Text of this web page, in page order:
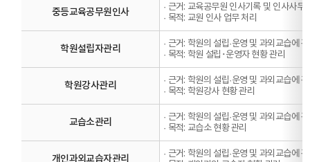
중등교육공무원인사 · 근거: 교육공무원 인사기록 및 인사사무
· 목적: 교원 인사 업무 처리
학원설립자관리 · 근거: 학원의 설립·운영 및 과외교습에
· 목적: 학원 설립･운영자 현황 관리
학원강사관리 · 근거: 학원의 설립·운영 및 과외교습에
· 목적: 학원강사 현황 관리
교습소관리 · 근거: 학원의 설립·운영 및 과외교습에
· 목적: 교습소 현황 관리
개인과외교습자관리 · 근거: 학원의 설립·운영 및 과외교습에